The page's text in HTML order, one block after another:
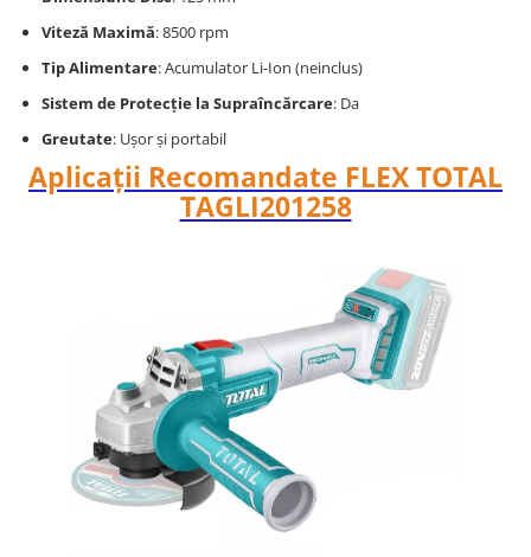
Viteză Maximă: 8500 rpm
Tip Alimentare: Acumulator Li-Ion (neinclus)
Sistem de Protecție la Supraîncărcare: Da
Greutate: Ușor și portabil
Aplicații Recomandate FLEX TOTAL
TAGLI201258